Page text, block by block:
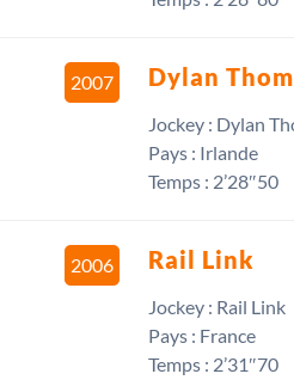
2007 Dylan
Jockey : Dylan
Pays : Irlande
Temps : 2’28″50
2006 Rail Link
Jockey : Rail Link
Pays : France
Temps : 2’31″70